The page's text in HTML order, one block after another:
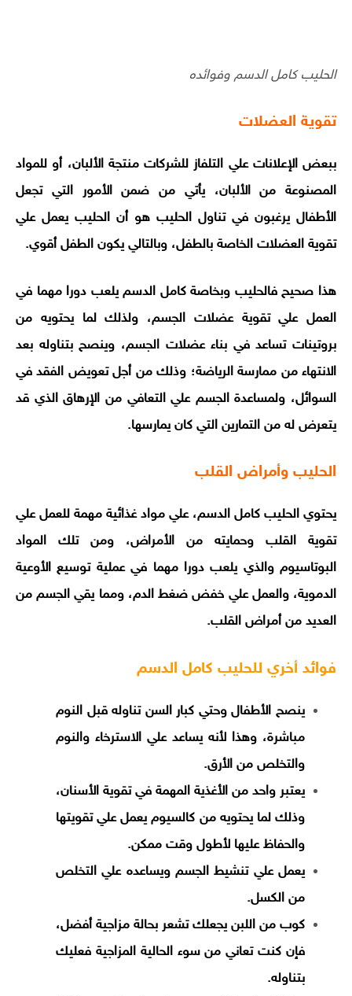
الحليب كامل الدسم وفوائده
تقوية العضلات
ببعض الإعلانات علي التلفاز للشركات منتجة الألبان، أو للمواد
المصنوعة من الألبان، يأتي من ضمن الأمور التي تجعل
الأطفال يرغبون في تناول الحليب هو أن الحليب يعمل علي
تقوية العضلات الخاصة بالطفل، وبالتالي يكون الطفل أقوي.
هذا صحيح فالحليب وبخاصة كامل الدسم يلعب دورا مهما في
العمل علي تقوية عضلات الجسم، ولذلك لما يحتويه من
بروتينات تساعد في بناء عضلات الجسم، وينصح بتناوله بعد
الانتهاء من ممارسة الرياضة؛ وذلك من أجل تعويض الفقد في
السوائل، ولمساعدة الجسم علي التعافي من الإرهاق الذي قد
يتعرض له من التمارين التي كان يمارسها.
الحليب وأمراض القلب
يحتوي الحليب كامل الدسم، علي مواد غذائية مهمة للعمل علي
تقوية القلب وحمايته من الأمراض، ومن تلك المواد
البوتاسيوم والذي يلعب دورا مهما في عملية توسيع الأوعية
الدموية، والعمل علي خفض ضغط الدم، ومما يقي الجسم من
العديد من أمراض القلب.
فوائد أخري للحليب كامل الدسم
ينصح الأطفال وحتي كبار السن تناوله قبل النوم
مباشرة، وهذا لأنه يساعد علي الاسترخاء والنوم
والتخلص من الأرق.
يعتبر واحد من الأغذية المهمة في تقوية الأسنان،
وذلك لما يحتويه من كالسيوم يعمل علي تقويتها
والحفاظ عليها لأطول وقت ممكن.
يعمل علي تنشيط الجسم ويساعده علي التخلص
من الكسل.
كوب من اللبن يجعلك تشعر بحالة مزاجية أفضل،
فإن كنت تعاني من سوء الحالية المزاجية فعليك
بتناوله.